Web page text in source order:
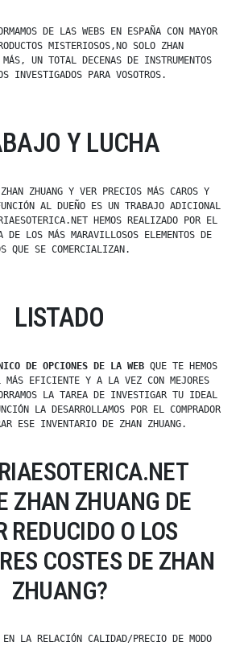
DE LAS WEBS EN ESPAÑA CON MAYOR
MISTERIOSOS,NO SOLO ZHAN
MÁS, UN TOTAL DECENAS DE INSTRUMENTOS
INVESTIGADOS PARA VOSOTROS.
Y LUCHA
ZHUANG Y VER PRECIOS MÁS CAROS Y
AL DUEÑO ES UN TRABAJO ADICIONAL
HEMOS REALIZADO POR EL
LOS MÁS MARAVILLOSOS ELEMENTOS DE
QUE SE COMERCIALIZAN.
LISTADO
DE OPCIONES DE LA WEB QUE TE HEMOS
MÁS EFICIENTE Y A LA VEZ CON MEJORES
LA TAREA DE INVESTIGAR TU IDEAL
LA DESARROLLAMOS POR EL COMPRADOR
ESE INVENTARIO DE ZHAN ZHUANG.
ZHAN ZHUANG DE
REDUCIDO O LOS
COSTES DE ZHAN
ZHUANG?
EN LA RELACIÓN CALIDAD/PRECIO DE MODO